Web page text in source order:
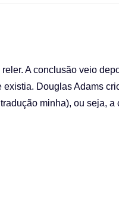
A conclusão veio
Douglas Adams
minha), ou seja, a